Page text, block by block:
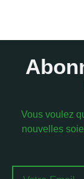
Vous voulez
nouvelles